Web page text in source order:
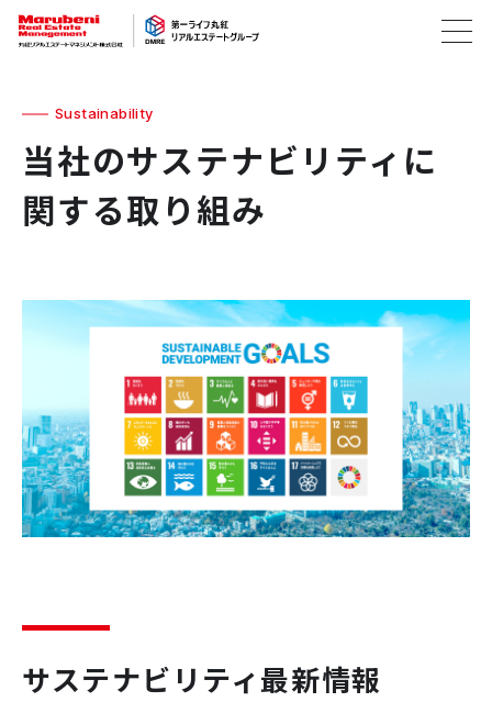
Sustainability
当社のサステナビリティに
関する取り組み
サステナビリティ最新情報